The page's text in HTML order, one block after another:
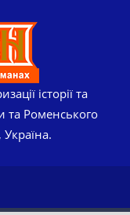
історії та
та Роменського